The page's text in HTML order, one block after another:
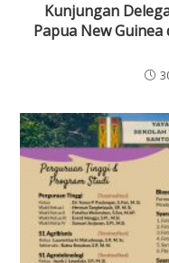
Kunjungan
Papua New